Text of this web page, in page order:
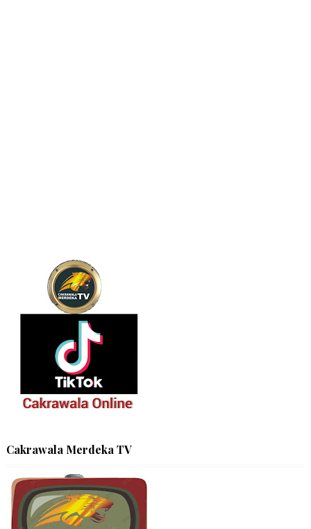
Cakrawala Merdeka TV